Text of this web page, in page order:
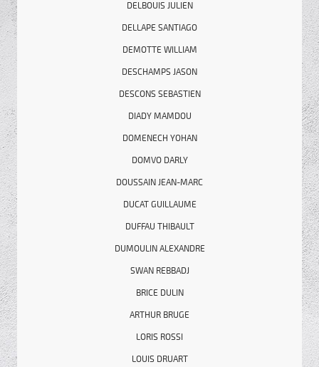
DELBOUIS JULIEN
DELLAPE SANTIAGO
DEMOTTE WILLIAM
DESCHAMPS JASON
DESCONS SEBASTIEN
DIADY MAMDOU
DOMENECH YOHAN
DOMVO DARLY
DOUSSAIN JEAN-MARC
DUCAT GUILLAUME
DUFFAU THIBAULT
DUMOULIN ALEXANDRE
SWAN REBBADJ
BRICE DULIN
ARTHUR BRUGE
LORIS ROSSI
LOUIS DRUART